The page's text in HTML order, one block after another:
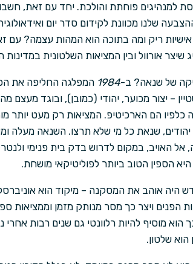
למנהיגים פוחתת והולכת. יחד עם זאת,
שלנו מכוונת לקידום סדר יום
אישיות ריק ומה בתוכה הוא המהות עצמה? עם
שיצר אורוול ובין המציאות השלטונית במדינות
של שנאה? ב-1984 המפלגה החליפה את
– יצור מכוער, יהודי (כמובן), ובוגד
כלפיו הם הארכיטיפ. המציאות רק מעט יותר
שנאת כל מי שלא תרצו. השנאה מעלה
אל האויב, במקום לדרוש בדק בית פנימי
הספין הטוב ביותר לפוליטיקאי מושחת.
היה אוהב את המסקנה – מיקוד הוא
הוא מוסיף להיות רלוונטי גם שנים רבות אחרי
הוא שלטון.